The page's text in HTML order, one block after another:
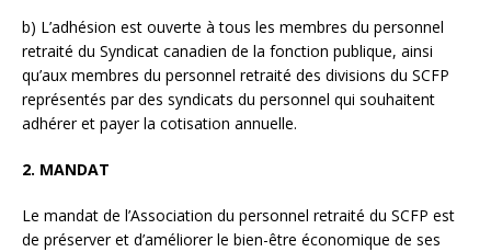
b) L’adhésion est ouverte à tous les membres du personnel
retraité du Syndicat canadien de la fonction publique, ainsi
qu’aux membres du personnel retraité des divisions du SCFP
représentés par des syndicats du personnel qui souhaitent
adhérer et payer la cotisation annuelle.
2. MANDAT
Le mandat de l’Association du personnel retraité du SCFP est
de préserver et d’améliorer le bien-être économique de ses